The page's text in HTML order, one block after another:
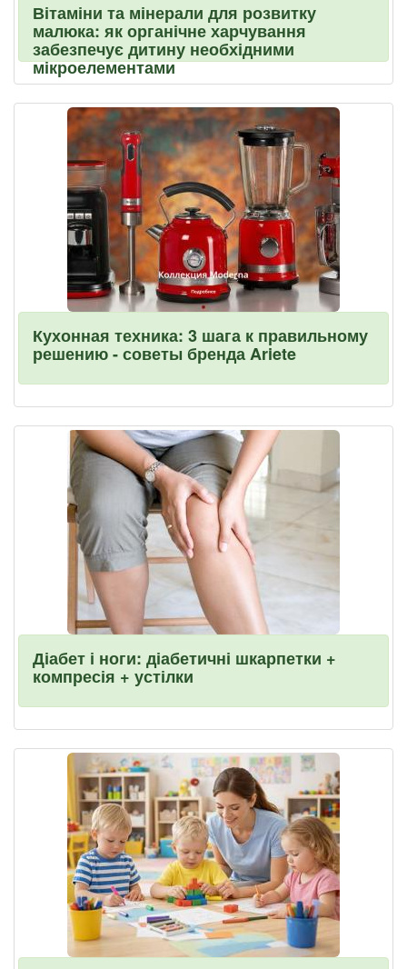
Вітаміни та мінерали для розвитку
малюка: як органічне харчування
забезпечує дитину необхідними
мікроелементами
Кухонная техника: 3 шага к правильному
решению - советы бренда Ariete
Діабет і ноги: діабетичні шкарпетки +
компресія + устілки